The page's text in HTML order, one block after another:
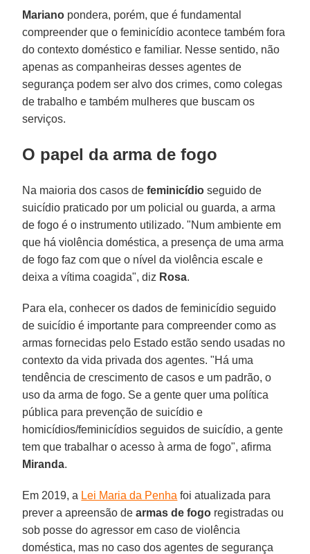
Mariano pondera, porém, que é fundamental
compreender que o feminicídio acontece também fora
do contexto doméstico e familiar. Nesse sentido, não
apenas as companheiras desses agentes de
segurança podem ser alvo dos crimes, como colegas
de trabalho e também mulheres que buscam os
serviços.
O papel da arma de fogo
Na maioria dos casos de feminicídio seguido de
suicídio praticado por um policial ou guarda, a arma
de fogo é o instrumento utilizado. "Num ambiente em
que há violência doméstica, a presença de uma arma
de fogo faz com que o nível da violência escale e
deixa a vítima coagida", diz Rosa.
Para ela, conhecer os dados de feminicídio seguido
de suicídio é importante para compreender como as
armas fornecidas pelo Estado estão sendo usadas no
contexto da vida privada dos agentes. "Há uma
tendência de crescimento de casos e um padrão, o
uso da arma de fogo. Se a gente quer uma política
pública para prevenção de suicídio e
homicídios/feminicídios seguidos de suicídio, a gente
tem que trabalhar o acesso à arma de fogo", afirma
Miranda.
Em 2019, a Lei Maria da Penha foi atualizada para
prever a apreensão dearmas de fogo registradas ou
sob posse do agressor em caso de violência
doméstica, mas no caso dos agentes de segurança